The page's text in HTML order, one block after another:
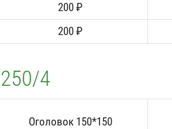
200 ₽
200 ₽
4
Оголовок 150*150